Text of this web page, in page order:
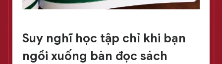
Suy nghĩ học tập chỉ khi bạn
ngồi xuống bàn đọc sách